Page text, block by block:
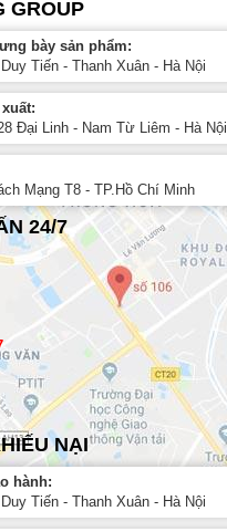
GROUP
bày sản phẩm:
Tiến - Thanh Xuân - Hà Nội
Đại Linh - Nam Từ Liêm - Hà Nội
Mạng T8 - TP.Hồ Chí Minh
24/7
NẠI
hành:
Tiến - Thanh Xuân - Hà Nội